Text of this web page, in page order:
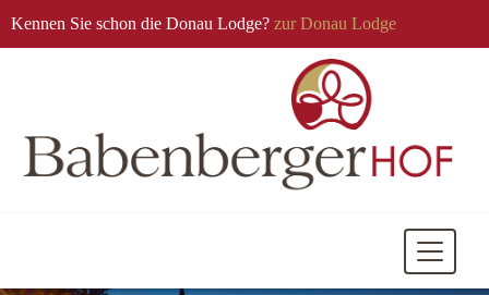
Kennen Sie schon die Donau Lodge? zur Donau Lodge
Mobile